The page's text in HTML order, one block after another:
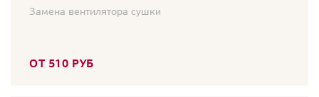
Замена вентилятора сушки
ОТ 510 РУБ